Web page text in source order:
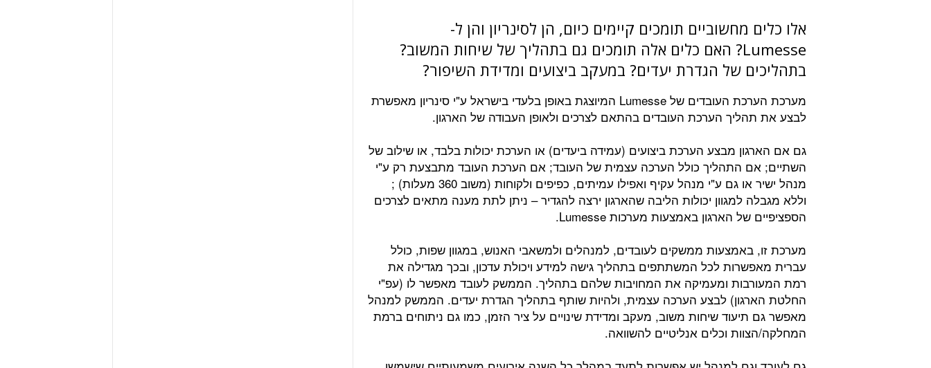
אלו כלים מחשוביים תומכים קיימים כיום, הן לסינריון והן ל-
Lumesse? האם כלים אלה תומכים גם בתהליך של שיחות המשוב?
בתהליכים של הגדרת יעדים? במעקב ביצועים ומדידת השיפור?
מערכת הערכת העובדים של Lumesse המיוצגת באופן בלעדי בישראל ע"י סינריון מאפשרת
לבצע את תהליך הערכת העובדים בהתאם לצרכים ולאופן העבודה של הארגון.
גם אם הארגון מבצע הערכת ביצועים (עמידה ביעדים) או הערכת יכולות בלבד, או שילוב של
השתיים; אם התהליך כולל הערכה עצמית של העובד; אם הערכת העובד מתבצעת רק ע"י
מנהל ישיר או גם ע"י מנהל עקיף ואפילו עמיתים, כפיפים ולקוחות (משוב 360 מעלות) ;
וללא מגבלה למגוון יכולות הליבה שהארגון ירצה להגדיר – ניתן לתת מענה מתאים לצרכים
הספציפיים של הארגון באמצעות מערכות Lumesse.
מערכת זו, באמצעות ממשקים לעובדים, למנהלים ולמשאבי האנוש, במגוון שפות, כולל
עברית מאפשרות לכל המשתתפים בתהליך גישה למידע ויכולת עדכון, ובכך מגדילה את
רמת המעורבות ומעמיקה את המחויבות שלהם בתהליך. הממשק לעובד מאפשר לו (עפ"י
החלטת הארגון) לבצע הערכה עצמית, ולהיות שותף בתהליך הגדרת יעדים. הממשק למנהל
מאפשר גם תיעוד שיחות משוב, מעקב ומדידת שינויים על ציר הזמן, כמו גם ניתוחים ברמת
המחלקה/הצוות וכלים אנליטיים להשוואה.